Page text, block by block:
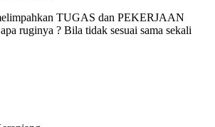
TUGAS dan PEKERJAAN
ruginya ? Bila tidak sesuai sama sekali